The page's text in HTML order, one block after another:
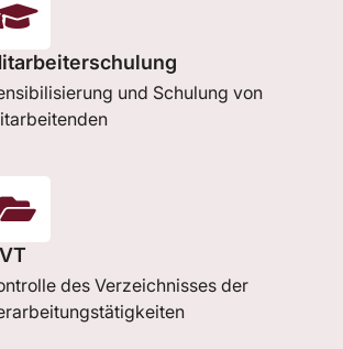
und Schulung von
des Verzeichnisses der